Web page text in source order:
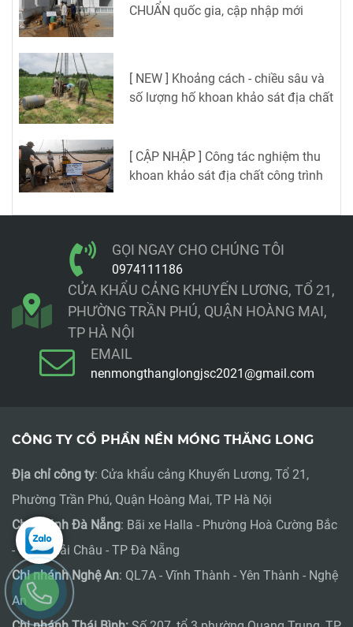
CHUẨN quốc gia, cập nhập mới
[ NEW ] Khoảng cách - chiều sâu và
số lượng hố khoan khảo sát địa chất
[ CẬP NHẬP ] Công tác nghiệm thu
khoan khảo sát địa chất công trình
GỌI NGAY CHO CHÚNG TÔI
0974111186
CỬA KHẨU CẢNG KHUYẾN LƯƠNG, TỔ 21,
PHƯỜNG TRẦN PHÚ, QUẬN HOÀNG MAI,
TP HÀ NỘI
EMAIL
nenmongthanglongjsc2021@gmail.com
CÔNG TY CỔ PHẦN NỀN MÓNG THĂNG LONG
Địa chỉ công ty: Cửa khẩu cảng Khuyến Lương, Tổ 21,
Phường Trần Phú, Quận Hoàng Mai, TP Hà Nội
Chi nhánh Đà Nẵng: Bãi xe Halla - Phường Hoà Cường Bắc
- Quận Hải Châu - TP Đà Nẵng
Chi nhánh Nghệ An: QL7A - Vĩnh Thành - Yên Thành - Nghệ
An